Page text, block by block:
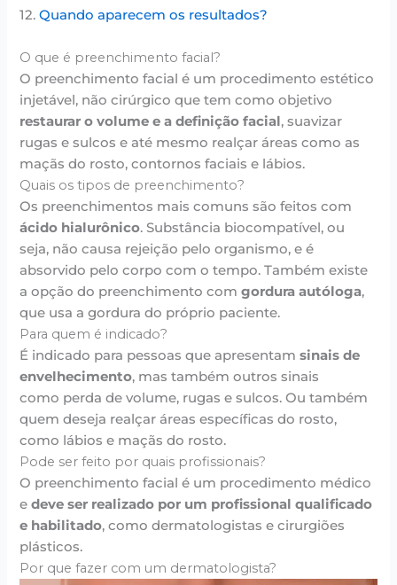
12.Quando aparecem os resultados?
O que é preenchimento facial?
O preenchimento facial é um procedimento estético
injetável, não cirúrgico que tem como objetivo
restaurar o volume e a definição facial, suavizar
rugas e sulcos e até mesmo realçar áreas como as
maçãs do rosto, contornos faciais e lábios.
Quais os tipos de preenchimento?
Os preenchimentos mais comuns são feitos com
ácido hialurônico. Substância biocompatível, ou
seja, não causa rejeição pelo organismo, e é
absorvido pelo corpo com o tempo. Também existe
a opção do preenchimento comgordura autóloga,
que usa a gordura do próprio paciente.
Para quem é indicado?
É indicado para pessoas que apresentamsinais de
envelhecimento, mas também outros sinais
como perda de volume, rugas e sulcos. Ou também
quem deseja realçar áreas específicas do rosto,
como lábios e maçãs do rosto.
Pode ser feito por quais profissionais?
O preenchimento facial é um procedimento médico
edeve ser realizado por um profissional qualificado
e habilitado, como dermatologistas e cirurgiões
plásticos.
Por que fazer com um dermatologista?